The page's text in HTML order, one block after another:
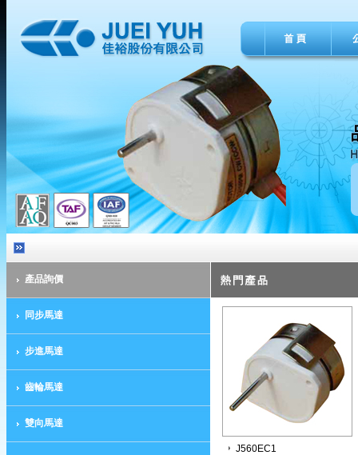
產品詢價
同步馬達
步進馬達
齒輪馬達
雙向馬達
J560EC1